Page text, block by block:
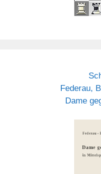
Federau,
Dame